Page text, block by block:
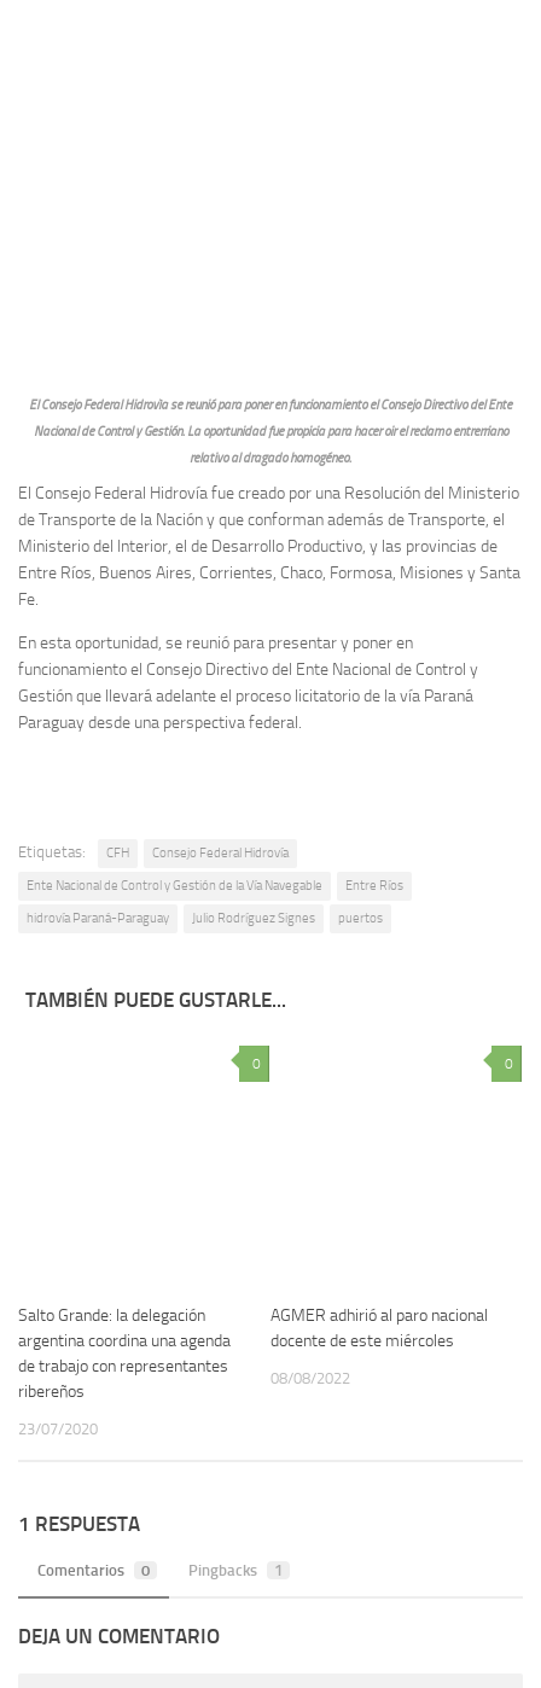
El Consejo Federal Hidrovìa se reunió para poner en funcionamiento el Consejo Directivo del Ente
Nacional de Control y Gestión. La oportunidad fue propicia para hacer oir el reclamo entrerriano
relativo al dragado homogéneo.
El Consejo Federal Hidrovía fue creado por una Resolución del Ministerio
de Transporte de la Nación y que conforman además de Transporte, el
Ministerio del Interior, el de Desarrollo Productivo, y las provincias de
Entre Ríos, Buenos Aires, Corrientes, Chaco, Formosa, Misiones y Santa
Fe.
En esta oportunidad, se reunió para presentar y poner en
funcionamiento el Consejo Directivo del Ente Nacional de Control y
Gestión que llevará adelante el proceso licitatorio de la vía Paraná
Paraguay desde una perspectiva federal.
Etiquetas: CFH Consejo Federal Hidrovía
Ente Nacional de Control y Gestión de la Vía Navegable Entre Ríos
hidrovía Paraná-Paraguay Julio Rodríguez Signes puertos
TAMBIÉN PUEDE GUSTARLE...
0
Salto Grande: la delegación
argentina coordina una agenda
de trabajo con representantes
ribereños
23/07/2020
0
AGMER adhirió al paro nacional
docente de este miércoles
08/08/2022
1 RESPUESTA
Comentarios 0 Pingbacks 1
DEJA UN COMENTARIO